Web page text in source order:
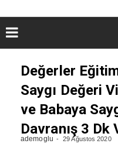
Değerler
Saygı Değeri
ve Babaya
Davranış 3 Dk
ademoglu 29 Ağustos 2020